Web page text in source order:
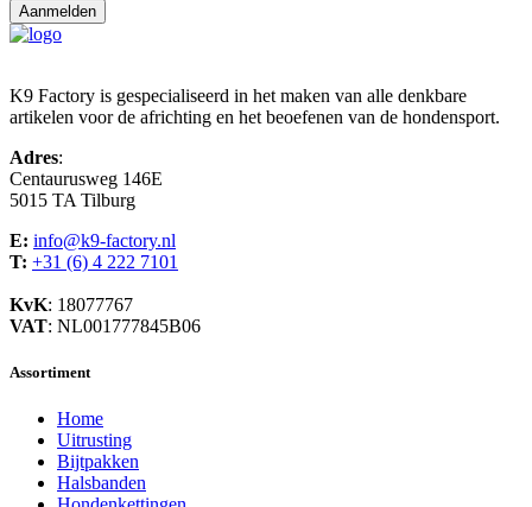
K9 Factory is gespecialiseerd in het maken van alle denkbare
artikelen voor de africhting en het beoefenen van de hondensport.
Adres:
Centaurusweg 146E
5015 TA Tilburg
E: info@k9-factory.nl
T: +31 (6) 4 222 7101
KvK: 18077767
VAT: NL001777845B06
Assortiment
Home
Uitrusting
Bijtpakken
Halsbanden